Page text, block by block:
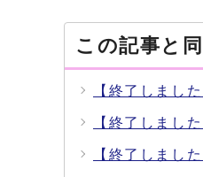
この記事と
【終了しまし
【終了しまし
【終了しまし